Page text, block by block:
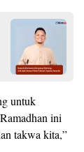
untuk
ini
takwa kita,”